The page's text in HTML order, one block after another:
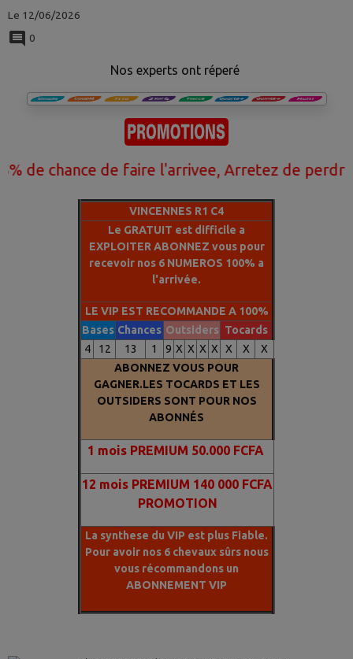
Le 12/06/2026
0
Nos experts ont réperé
chance de faire l'arrivee, Arretez de perdre
VINCENNES R1 C4
Le GRATUIT est difficile a
EXPLOITER ABONNEZ vous pour
recevoir nos 6 NUMEROS 100% a
l'arrivée.
LE VIP EST RECOMMANDE A 100%
Bases Chances Outsiders Tocards
4
12 13 1 9 X X X X X X
X
ABONNEZ VOUS POUR
GAGNER.LES TOCARDS ET LES
OUTSIDERS SONT POUR NOS
ABONNÉS
1 mois PREMIUM 50.000 FCFA
12 mois PREMIUM 140 000 FCFA
PROMOTION
La synthese du VIP est plus Fiable.
Pour avoir nos 6 chevaux sûrs nous
vous récommandons un
ABONNEMENT VIP